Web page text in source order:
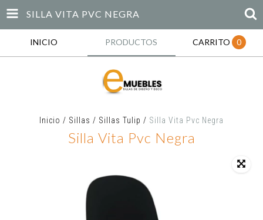
SILLA VITA PVC NEGRA
INICIO PRODUCTOS CARRITO 0
Inicio / Sillas / Sillas Tulip / Silla Vita Pvc Negra
Silla Vita Pvc Negra